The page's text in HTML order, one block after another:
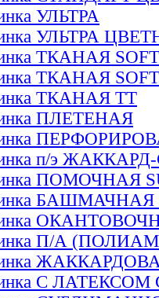
УЛЬТРА
УЛЬТРА
ТКАНАЯ SOFT
ТКАНАЯ
ТКАНАЯ ТТ
ПЛЕТЕНАЯ
п/э
ПОМОЧНАЯ
БАШМАЧНАЯ
П/А
С ЛАТЕКСОМ